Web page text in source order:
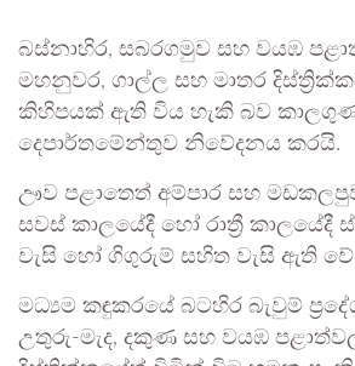
බස්නාහිර, සබරගමුව සහ වයඹ
මහනුවර, ගාල්ල සහ මාතර
කිහිපයක් ඇති විය හැකි බව
දෙපාර්තමේන්තුව නිවේදනය කරයි.
ඌව පළාතෙත් අම්පාර සහ
සවස් කාලයේදී හෝ රාත්‍රී කාලයේදී
වැසි හෝ ගිගුරුම් සහිත වැසි ඇති
මධ්‍යම කඳුකරයේ බටහිර බැවුම්
උතුරු-මැද, දකුණ සහ වයඹ